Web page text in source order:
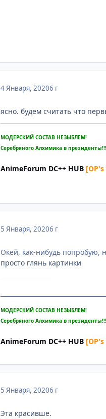
4 Января, 20206 г
ясно. будем считать что
МОДЕРСКИЙ СОСТАВ НЕЗЫБЛЕМ!
Серебряного Алхимика в президенты!!!
AnimeForum DC++ HUB [OP's
5 Января, 20206 г
Окей, как-нибудь попробую,
просто глянь картинки
МОДЕРСКИЙ СОСТАВ НЕЗЫБЛЕМ!
Серебряного Алхимика в президенты!!!
AnimeForum DC++ HUB [OP's
5 Января, 20206 г
Эта красивше.